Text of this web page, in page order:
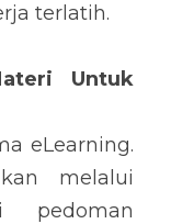
terlatih.
Untuk
eLearning.
melalui
pedoman